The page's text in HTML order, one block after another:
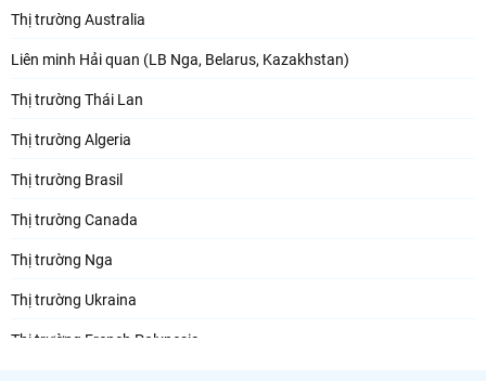
Thị trường Australia
Liên minh Hải quan (LB Nga, Belarus, Kazakhstan)
Thị trường Thái Lan
Thị trường Algeria
Thị trường Brasil
Thị trường Canada
Thị trường Nga
Thị trường Ukraina
Thị trường French Polynesia